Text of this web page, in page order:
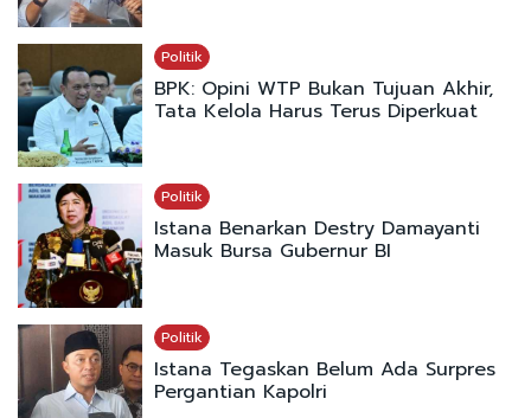
Politik
BPK: Opini WTP Bukan Tujuan Akhir,
Tata Kelola Harus Terus Diperkuat
Politik
Istana Benarkan Destry Damayanti
Masuk Bursa Gubernur BI
Politik
Istana Tegaskan Belum Ada Surpres
Pergantian Kapolri